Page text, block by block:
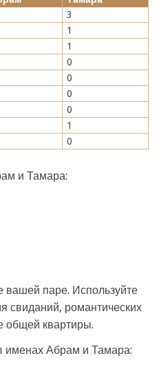
3
1
1
0
0
0
0
1
0
и Тамара:
вашей паре. Используйте
свиданий, романтических
общей квартиры.
именах Абрам и Тамара: